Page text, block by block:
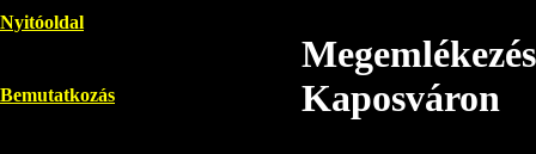
Nyitóoldal
Bemutatkozás
Kaposváron